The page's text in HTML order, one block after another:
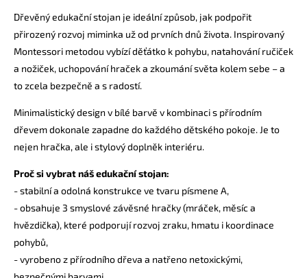
Dřevěný edukační stojan je ideální způsob, jak podpořit
přirozený rozvoj miminka už od prvních dnů života. Inspirovaný
Montessori metodou vybízí děťátko k pohybu, natahování ručiček
a nožiček, uchopování hraček a zkoumání světa kolem sebe – a
to zcela bezpečně a s radostí.
Minimalistický design v bílé barvě v kombinaci s přírodním
dřevem dokonale zapadne do každého dětského pokoje. Je to
nejen hračka, ale i stylový doplněk interiéru.
Proč si vybrat náš edukační stojan:
- stabilní a odolná konstrukce ve tvaru písmene A,
- obsahuje 3 smyslové závěsné hračky (mráček, měsíc a
hvězdička), které podporují rozvoj zraku, hmatu i koordinace
pohybů,
- vyrobeno z přírodního dřeva a natřeno netoxickými,